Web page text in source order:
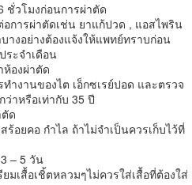
ชั่วโมงก่อนการผ่าตัด
การผ่าตัดเช่น ยาแก้ปวด , แอสไพริน
างอย่างต้องแจ้งให้แพทย์ทราบก่อน
ระจำเดือน
ห้องผ่าตัด
ำงานของไต เอ็กซเรย์ปอด และตรวจ
าหรือเท่ากับ 35 ปี
ด
อยคอ กำไล ถ้าไม่จำเป็นควรเก็บไว้ที่
– 5 วัน
มเสื้อเชิ้ตหลวมๆไม่ควรใส่เสื้อที่ต้องใส่